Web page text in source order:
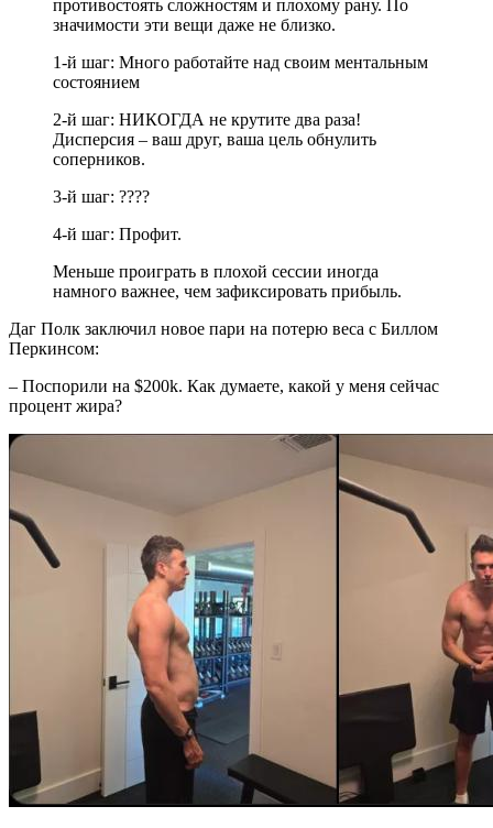
противостоять сложностям и плохому рану. По
значимости эти вещи даже не близко.
1-й шаг: Много работайте над своим ментальным
состоянием
2-й шаг: НИКОГДА не крутите два раза!
Дисперсия – ваш друг, ваша цель обнулить
соперников.
3-й шаг: ????
4-й шаг: Профит.
Меньше проиграть в плохой сессии иногда
намного важнее, чем зафиксировать прибыль.
Даг Полк заключил новое пари на потерю веса с Биллом
Перкинсом:
– Поспорили на $200k. Как думаете, какой у меня сейчас
процент жира?